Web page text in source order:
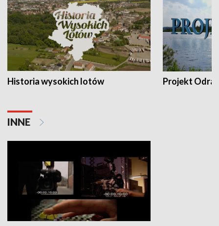
Historia wysokich lotów Projekt Odra
INNE